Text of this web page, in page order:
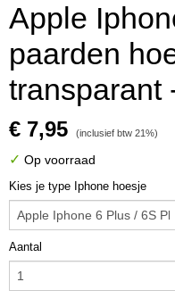
Apple
paarden
transparant
€ 7,95 (inclusief btw 21%)
✓ Op voorraad
Kies je type Iphone hoesje
Aantal